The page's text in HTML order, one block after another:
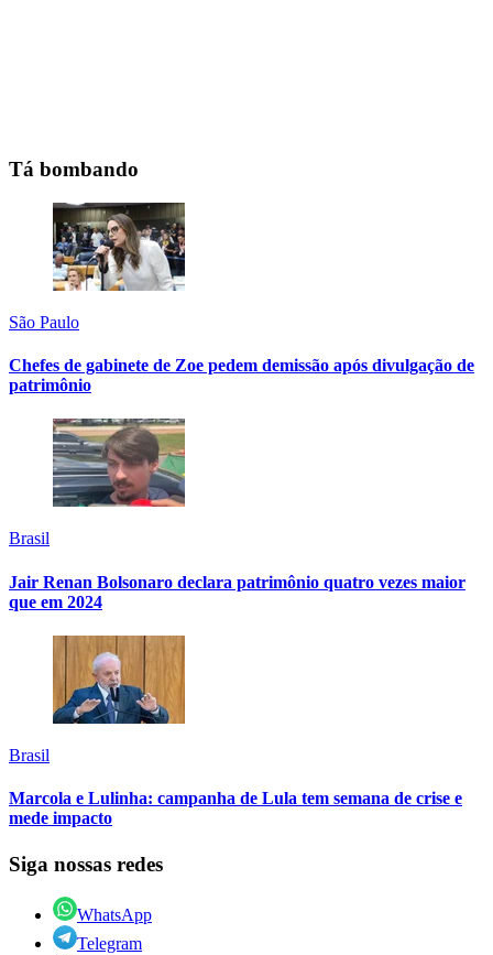
Tá bombando
São Paulo
Chefes de gabinete de Zoe pedem demissão após divulgação de
patrimônio
Brasil
Jair Renan Bolsonaro declara patrimônio quatro vezes maior
que em 2024
Brasil
Marcola e Lulinha: campanha de Lula tem semana de crise e
mede impacto
Siga nossas redes
WhatsApp
Telegram